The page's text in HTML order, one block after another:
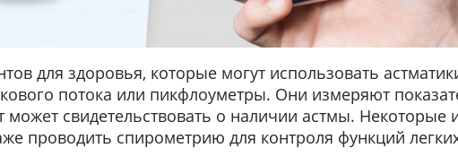
для здоровья, которые могут использовать
потока или пикфлоуметры. Они измеряют
свидетельствовать о наличии астмы. Некоторые
проводить спирометрию для контроля функций